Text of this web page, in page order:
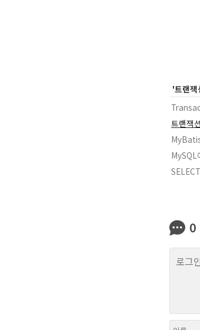
'트랜잭
트랜잭
MySQL
0